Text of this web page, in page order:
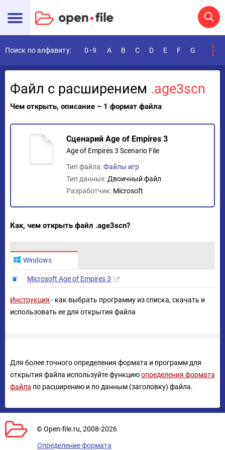
Поиск по алфавиту: 0-9 A B C D E F G
Файл с расширением .age3scn
Чем открыть, описание – 1 формат файла
Сценарий Age of Empires 3
Age of Empires 3 Scenario File
Тип файла:Файлы игр
Тип данных: Двоичный файл
Разработчик: Microsoft
Как, чем открыть файл .age3scn?
Windows
Microsoft Age of Empires 3
Инструкция - как выбрать программу из списка, скачать и
использовать ее для открытия файла
Для более точного определения формата и программ для
открытия файла используйте функциюопределения формата
файла по расширению и по данным (заголовку) файла.
© Open-file.ru, 2008-2026
Определение формата